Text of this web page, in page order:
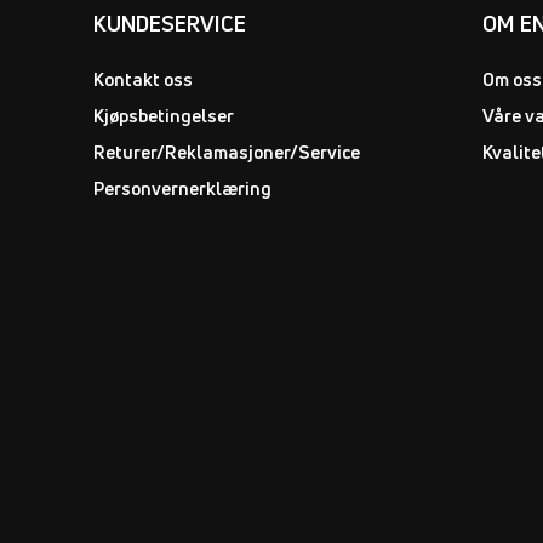
KUNDESERVICE
Kontakt oss
Kjøpsbetingelser
Returer/Reklamasjoner/Service
Personvernerklæring
OM
Om oss
Våre